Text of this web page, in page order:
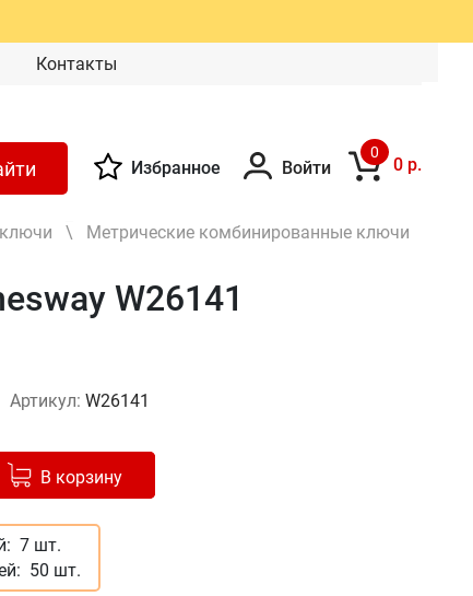
Контакты
Избранное Войти
0
0 р.
\ Метрические комбинированные ключи
W26141
Артикул: W26141
В корзину+
в корзину
7 шт.
50 шт.